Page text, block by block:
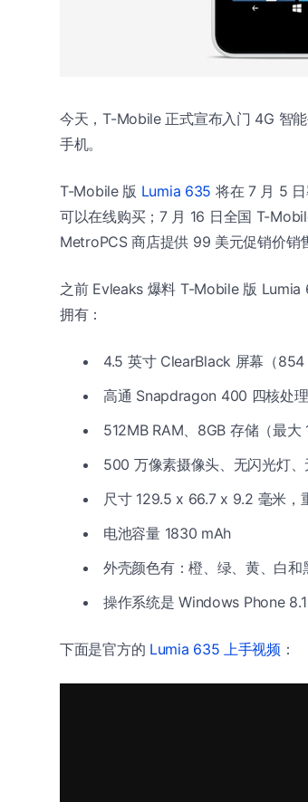
今天，T-Mobile 正式宣布入门 4G 智
手机。
T-Mobile 版 Lumia 635 将在 7 月 5
可以在线购买；7 月 16 日全国 T-
MetroPCS 商店提供 99 美元促销价销
之前 Evleaks 爆料 T-Mobile 版 Lumia
拥有：
4.5 英寸 ClearBlack 屏幕（854
高通 Snapdragon 400 四核处
512MB RAM、8GB 存储（最大
500 万像素摄像头、无闪光灯
尺寸 129.5 x 66.7 x 9.2 毫米，
电池容量 1830 mAh
外壳颜色有：橙、绿、黄、白和
操作系统是 Windows Phone
下面是官方的 Lumia 635 上手视频 ：